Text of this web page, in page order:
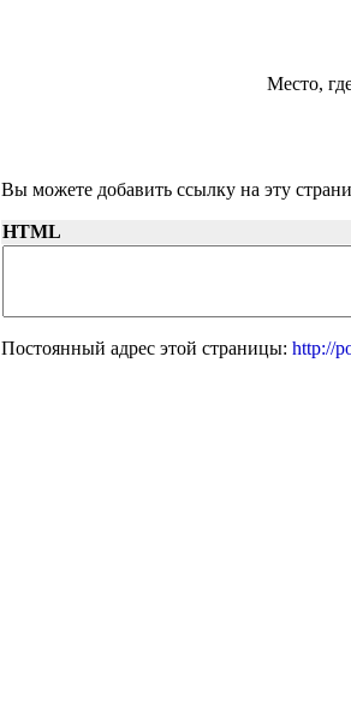
Место,
Вы можете добавить ссылку на эту
HTML
Постоянный адрес этой страницы: http://